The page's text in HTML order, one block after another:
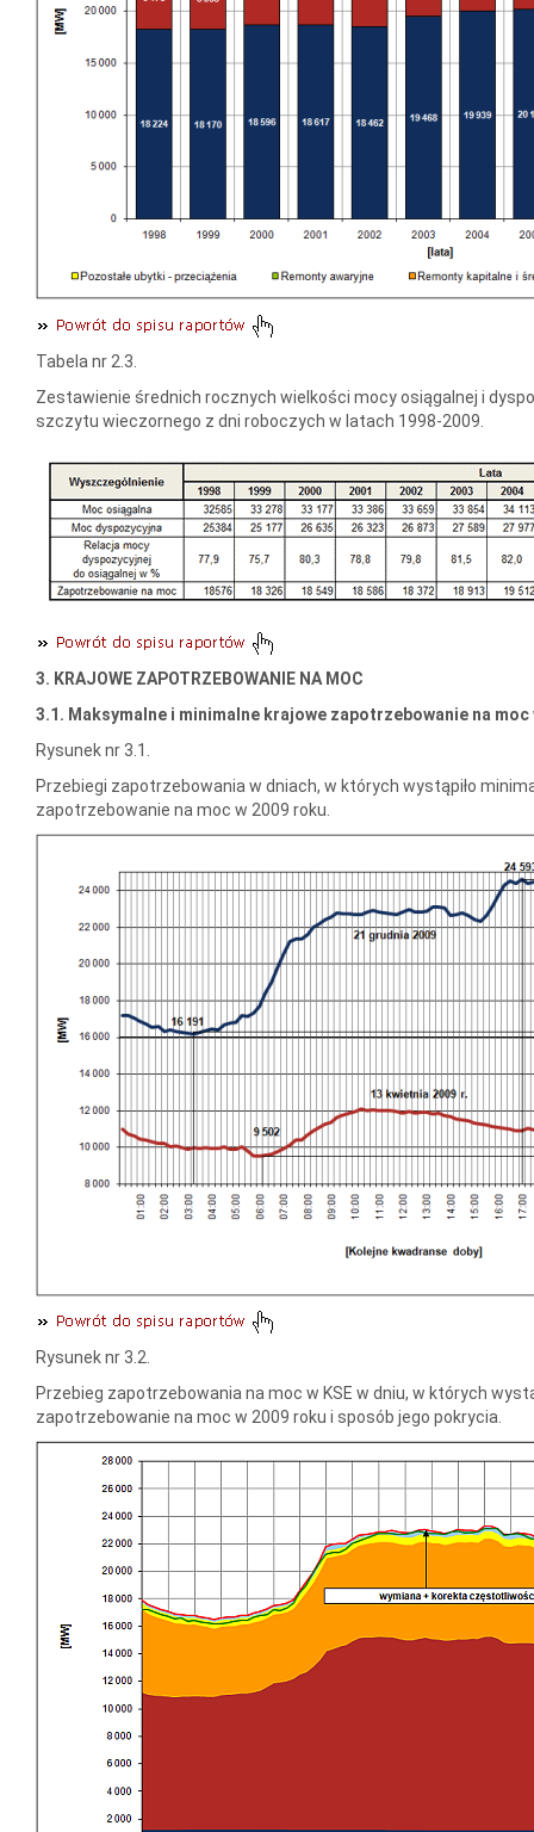
Tabela nr 2.3.
Zestawienie średnich rocznych wielkości mocy osiągalnej i
szczytu wieczornego z dni roboczych w latach 1998-2009.
3. KRAJOWE ZAPOTRZEBOWANIE NA MOC
3.1. Maksymalne i minimalne krajowe zapotrzebowanie na
Rysunek nr 3.1.
Przebiegi zapotrzebowania w dniach, w których wystąpiło
zapotrzebowanie na moc w 2009 roku.
Rysunek nr 3.2.
Przebieg zapotrzebowania na moc w KSE w dniu, w których
zapotrzebowanie na moc w 2009 roku i sposób jego pokrycia.